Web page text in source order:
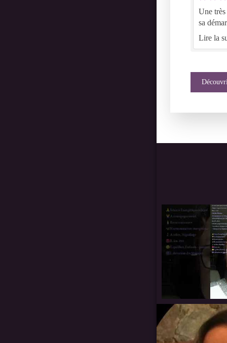
Une très
sa
Lire la